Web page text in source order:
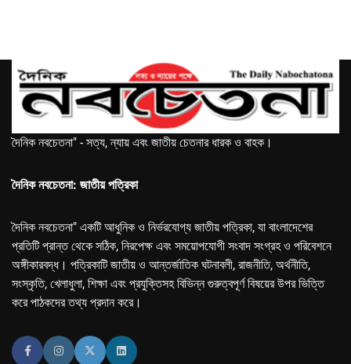
দৈনিক নবচেতনা" - সত্য, ন্যায় এবং জাতীয় চেতনার ধারক ও বাহক।
দৈনিক নবচেতনা: জাতীয় পত্রিকা
দৈনিক নবচেতনা" একটি আধুনিক ও নির্ভরযোগ্য জাতীয় পত্রিকা, যা বাংলাদেশের
প্রতিটি প্রান্ত থেকে সঠিক, নিরপেক্ষ এবং সময়োপযোগী সংবাদ সংগ্রহ ও পরিবেশনে
অঙ্গীকারবদ্ধ। পত্রিকাটি জাতীয় ও আন্তর্জাতিক ঘটনাবলী, রাজনীতি, অর্থনীতি,
সংস্কৃতি, খেলাধুলা, শিক্ষা এবং প্রযুক্তিসহ বিভিন্ন গুরুত্বপূর্ণ বিষয়ের উপর ভিত্তি
করে পাঠকদের তথ্য প্রদান করে।